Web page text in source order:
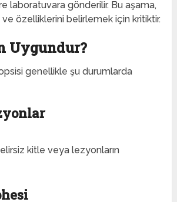
laboratuvara gönderilir. Bu aşama,
ve özelliklerini belirlemek için kritiktir.
Uygundur?
genellikle şu durumlarda
kitle veya lezyonların